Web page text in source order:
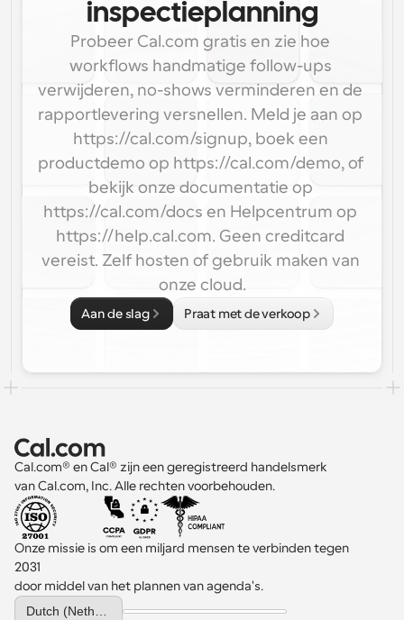
inspectieplanning
Probeer Cal.com gratis en zie hoe
workflows handmatige follow-ups
verwijderen, no-shows verminderen en de
rapportlevering versnellen. Meld je aan op
https://cal.com/signup, boek een
productdemo op https://cal.com/demo, of
bekijk onze documentatie op
https://cal.com/docs en Helpcentrum op
https://help.cal.com. Geen creditcard
vereist. Zelf hosten of gebruik maken van
onze cloud.
Aan de slag Praat met de verkoop
Cal.com® en Cal® zijn een geregistreerd handelsmerk
van Cal.com, Inc. Alle rechten voorbehouden.
Onze missie is om een miljard mensen te verbinden tegen
2031
door middel van het plannen van agenda's.
Select Language